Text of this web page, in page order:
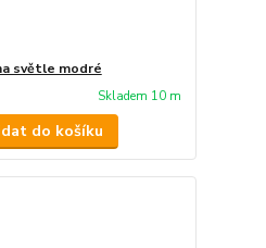
světle modré
Skladem 10 m
do košíku